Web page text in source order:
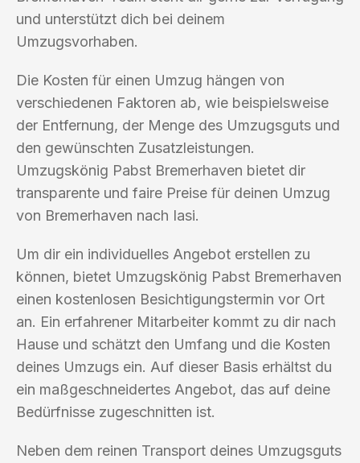
und unterstützt dich bei deinem
Umzugsvorhaben.
Die Kosten für einen Umzug hängen von
verschiedenen Faktoren ab, wie beispielsweise
der Entfernung, der Menge des Umzugsguts und
den gewünschten Zusatzleistungen.
Umzugskönig Pabst Bremerhaven bietet dir
transparente und faire Preise für deinen Umzug
von Bremerhaven nach Iasi.
Um dir ein individuelles Angebot erstellen zu
können, bietet Umzugskönig Pabst Bremerhaven
einen kostenlosen Besichtigungstermin vor Ort
an. Ein erfahrener Mitarbeiter kommt zu dir nach
Hause und schätzt den Umfang und die Kosten
deines Umzugs ein. Auf dieser Basis erhältst du
ein maßgeschneidertes Angebot, das auf deine
Bedürfnisse zugeschnitten ist.
Neben dem reinen Transport deines Umzugsguts